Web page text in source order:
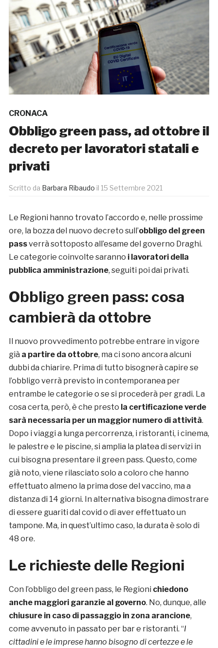
CRONACA
Obbligo green pass, ad ottobre il
decreto per lavoratori statali e
privati
Scritto da Barbara Ribaudo il 15 Settembre 2021
Le Regioni hanno trovato l’accordo e, nelle prossime
ore, la bozza del nuovo decreto sull’obbligo del green
passverrà sottoposto all’esame del governo Draghi.
Le categorie coinvolte saranno i lavoratori della
pubblica amministrazione, seguiti poi dai privati.
Obbligo green pass: cosa
cambierà da ottobre
Il nuovo provvedimento potrebbe entrare in vigore
già a partire da ottobre, ma ci sono ancora alcuni
dubbi da chiarire. Prima di tutto bisognerà capire se
l’obbligo verrà previsto in contemporanea per
entrambe le categorie o se si procederà per gradi. La
cosa certa, però, è che presto la certificazione verde
sarà necessaria per un maggior numero di attività.
Dopo i viaggi a lunga percorrenza, i ristoranti, i cinema,
le palestre e le piscine, si amplia la platea di servizi in
cui bisogna presentare il green pass. Questo, come
già noto, viene rilasciato solo a coloro che hanno
effettuato almeno la prima dose del vaccino, ma a
distanza di 14 giorni. In alternativa bisogna dimostrare
di essere guariti dal covid o di aver effettuato un
tampone. Ma, in quest’ultimo caso, la durata è solo di
48 ore.
Le richieste delle Regioni
Con l’obbligo del green pass, le Regioni chiedono
anche maggiori garanzie al governo. No, dunque, alle
chiusure in caso di passaggio in zona arancione,
come avvenuto in passato per bar e ristoranti. “I
cittadini e le imprese hanno bisogno di certezze e le